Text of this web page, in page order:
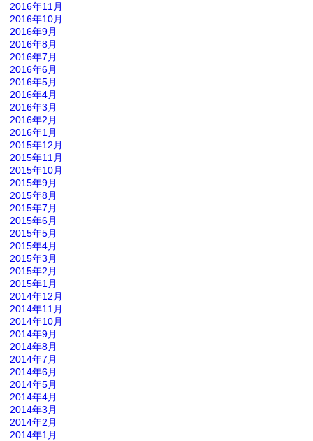
2016年11月
2016年10月
2016年9月
2016年8月
2016年7月
2016年6月
2016年5月
2016年4月
2016年3月
2016年2月
2016年1月
2015年12月
2015年11月
2015年10月
2015年9月
2015年8月
2015年7月
2015年6月
2015年5月
2015年4月
2015年3月
2015年2月
2015年1月
2014年12月
2014年11月
2014年10月
2014年9月
2014年8月
2014年7月
2014年6月
2014年5月
2014年4月
2014年3月
2014年2月
2014年1月